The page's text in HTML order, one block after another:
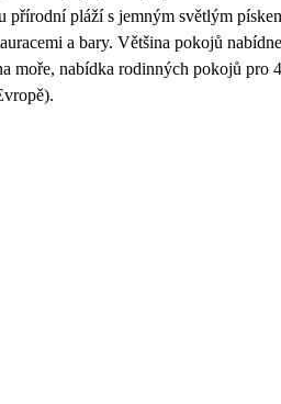
přírodní pláží s jemným světlým
a bary. Většina pokojů
moře, nabídka rodinných pokojů pro